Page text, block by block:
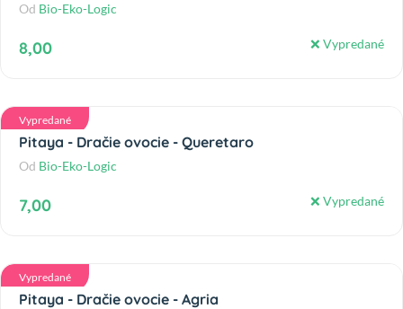
Od Bio-Eko-Logic
8,00 ❌ Vypredané
Vypredané
Pitaya - Dračie ovocie - Queretaro
Od Bio-Eko-Logic
7,00 ❌ Vypredané
Vypredané
Pitaya - Dračie ovocie - Agria